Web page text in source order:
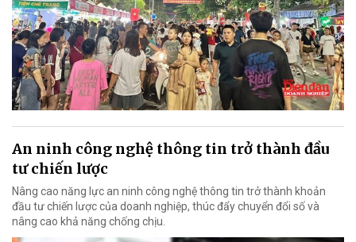
An ninh công nghệ thông tin trở thành đầu
tư chiến lược
Nâng cao năng lực an ninh công nghệ thông tin trở thành khoản
đầu tư chiến lược của doanh nghiệp, thúc đẩy chuyển đổi số và
nâng cao khả năng chống chịu.